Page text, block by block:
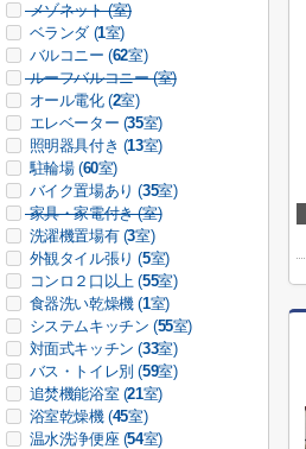
メゾネット (室)
ベランダ (1室)
バルコニー (62室)
ルーフバルコニー (室)
オール電化 (2室)
エレベーター (35室)
照明器具付き (13室)
駐輪場 (60室)
バイク置場あり (35室)
家具・家電付き (室)
洗濯機置場有 (3室)
外観タイル張り (5室)
コンロ２口以上 (55室)
食器洗い乾燥機 (1室)
システムキッチン (55室)
対面式キッチン (33室)
バス・トイレ別 (59室)
追焚機能浴室 (21室)
浴室乾燥機 (45室)
温水洗浄便座 (54室)